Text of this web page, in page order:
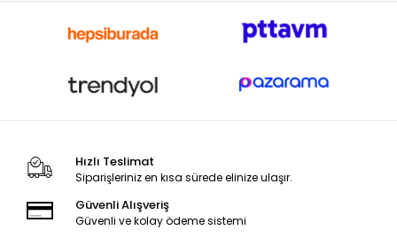
Hızlı Teslimat
Siparişleriniz en kısa sürede elinize ulaşır.
Güvenli Alışveriş
Güvenli ve kolay ödeme sistemi